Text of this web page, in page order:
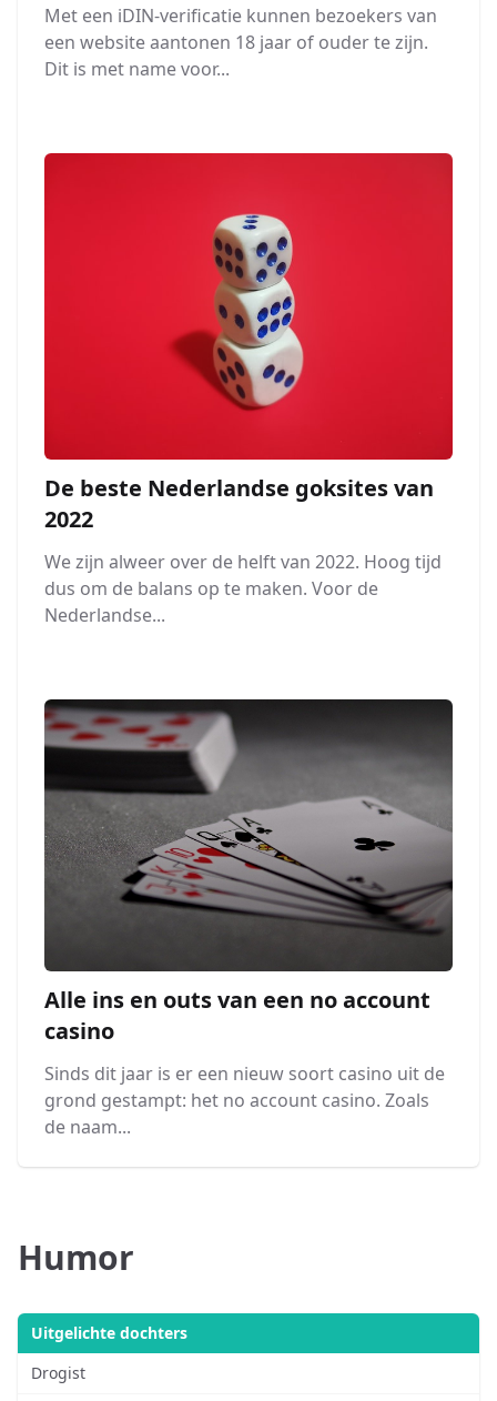
Met een iDIN-verificatie kunnen bezoekers van
een website aantonen 18 jaar of ouder te zijn.
Dit is met name voor...
De beste Nederlandse goksites van
2022
We zijn alweer over de helft van 2022. Hoog tijd
dus om de balans op te maken. Voor de
Nederlandse...
Alle ins en outs van een no account
casino
Sinds dit jaar is er een nieuw soort casino uit de
grond gestampt: het no account casino. Zoals
de naam...
Humor
Uitgelichte dochters
Drogist